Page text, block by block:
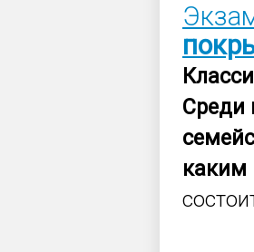
Среди
каким